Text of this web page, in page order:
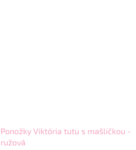
Ponožky Viktória tutu s mašličkou -
ružová